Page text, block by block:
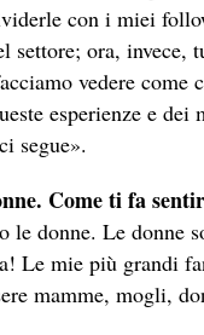
con i miei
settore; ora, invece,
vedere come
esperienze e
segue».
Come ti fa
le donne. Le
mie più grandi
mamme, mogli,